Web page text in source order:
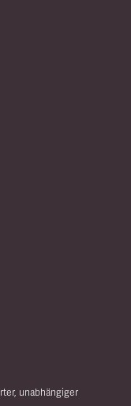
unabhängiger